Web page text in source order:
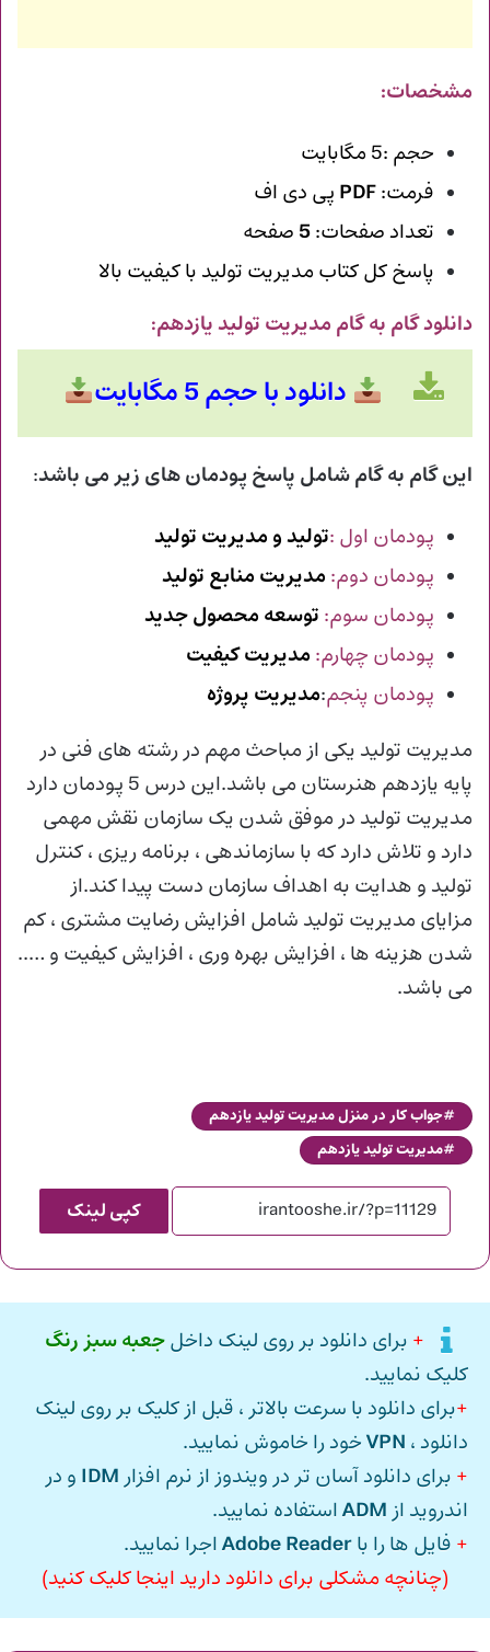
مشخصات:
حجم :5 مگابایت
فرمت:PDF پی دی اف
تعداد صفحات:5 صفحه
پاسخ کل کتاب مدیریت تولید با کیفیت بالا
دانلود گام به گام مدیریت تولید یازدهم:
دانلود با حجم 5 مگابایت
این گام به گام شامل پاسخ پودمان های زیر می باشد:
پودمان اول :تولید و مدیریت تولید
پودمان دوم: مدیریت منابع تولید
پودمان سوم: توسعه محصول جدید
پودمان چهارم: مدیریت کیفیت
پودمان پنجم:مدیریت پروژه
مدیریت تولید یکی از مباحث مهم در رشته های فنی در
پایه یازدهم هنرستان می باشد.این درس 5 پودمان دارد
مدیریت تولید در موفق شدن یک سازمان نقش مهمی
دارد و تلاش دارد که با سازماندهی ، برنامه ریزی ، کنترل
تولید و هدایت به اهداف سازمان دست پیدا کند.از
مزایای مدیریت تولید شامل افزایش رضایت مشتری ، کم
شدن هزینه ها ، افزایش بهره وری ، افزایش کیفیت و …..
می باشد.
جواب کار در منزل مدیریت تولید یازدهم
مدیریت تولید یازدهم
کپی لینک
+ برای دانلود بر روی لینک داخلجعبه سبز رنگ
کلیک نمایید.
+برای دانلود با سرعت بالاتر ، قبل از کلیک بر روی لینک
دانلود ، VPNخود را خاموش نمایید.
+ برای دانلود آسان تر در ویندوز از نرم افزار IDM و در
اندروید از ADMاستفاده نمایید.
+ فایل ها را باAdobe Readerاجرا نمایید.
(چنانچه مشکلی برای دانلود دارید اینجا کلیک کنید)